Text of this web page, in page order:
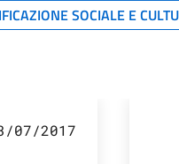
SOCIALE E
07/2017